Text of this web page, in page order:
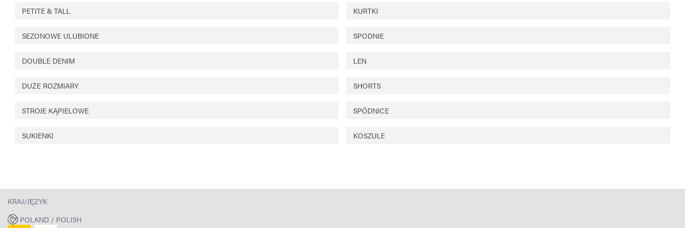
PETITE & TALL KURTKI
SEZONOWE ULUBIONE SPODNIE
DOUBLE DENIM LEN
DUŻE ROZMIARY SHORTS
STROJE KĄPIELOWE SPÓDNICE
SUKIENKI KOSZULE
KRAJ/JĘZYK
POLAND / POLISH